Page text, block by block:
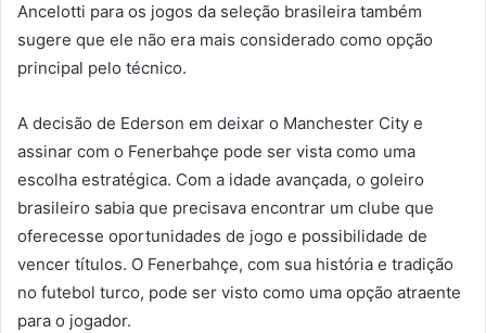
Ancelotti para os jogos da seleção brasileira também
sugere que ele não era mais considerado como opção
principal pelo técnico.
A decisão de Ederson em deixar o Manchester City e
assinar com o Fenerbahçe pode ser vista como uma
escolha estratégica. Com a idade avançada, o goleiro
brasileiro sabia que precisava encontrar um clube que
oferecesse oportunidades de jogo e possibilidade de
vencer títulos. O Fenerbahçe, com sua história e tradição
no futebol turco, pode ser visto como uma opção atraente
para o jogador.